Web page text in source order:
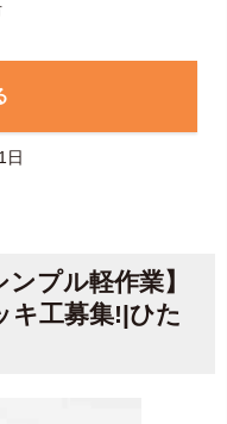
日
プル軽作業】
キ工募集!|ひた